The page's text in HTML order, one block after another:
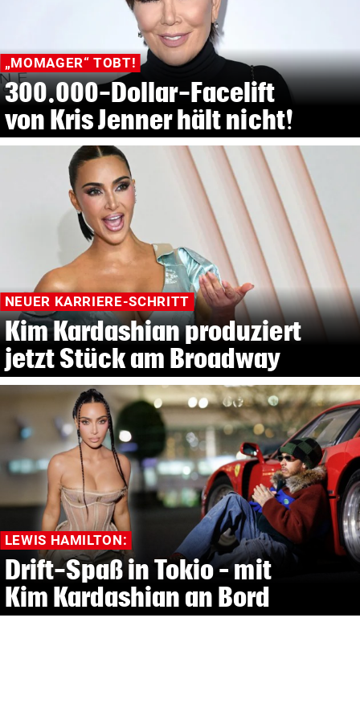
„MOMAGER“ TOBT!
300.000-Dollar-Facelift
von Kris Jenner hält nicht!
NEUER KARRIERE-SCHRITT
Kim Kardashian produziert
jetzt Stück am Broadway
LEWIS HAMILTON:
Drift-Spaß in Tokio – mit
Kim Kardashian an Bord